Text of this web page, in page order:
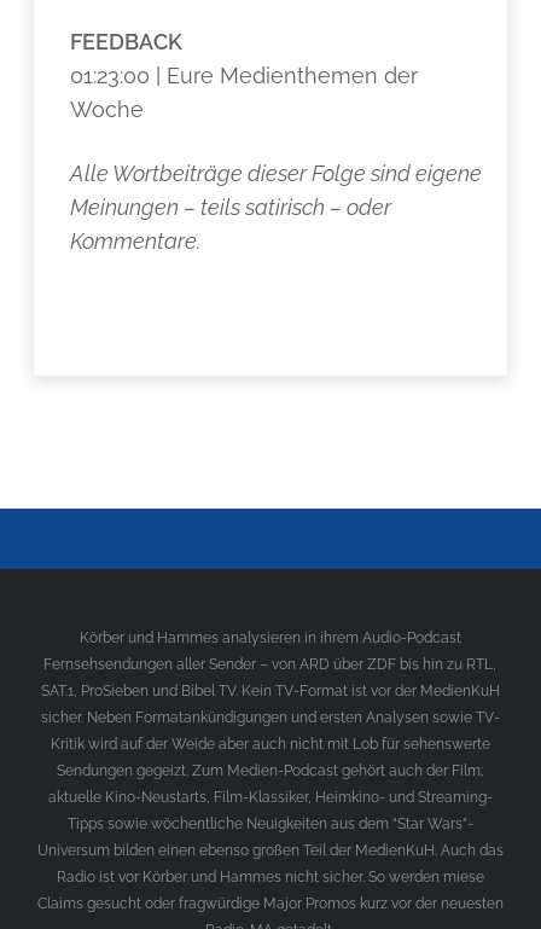
FEEDBACK
01:23:00 | Eure Medienthemen der
Woche
Alle Wortbeiträge dieser Folge sind eigene
Meinungen – teils satirisch – oder
Kommentare.
Körber und Hammes analysieren in ihrem Audio-Podcast
Fernsehsendungen aller Sender – von ARD über ZDF bis hin zu RTL,
SAT.1, ProSieben und Bibel TV. Kein TV-Format ist vor der MedienKuH
sicher. Neben Formatankündigungen und ersten Analysen sowie TV-
Kritik wird auf der Weide aber auch nicht mit Lob für sehenswerte
Sendungen gegeizt. Zum Medien-Podcast gehört auch der Film;
aktuelle Kino-Neustarts, Film-Klassiker, Heimkino- und Streaming-
Tipps sowie wöchentliche Neuigkeiten aus dem “Star Wars”-
Universum bilden einen ebenso großen Teil der MedienKuH. Auch das
Radio ist vor Körber und Hammes nicht sicher. So werden miese
Claims gesucht oder fragwürdige Major Promos kurz vor der neuesten